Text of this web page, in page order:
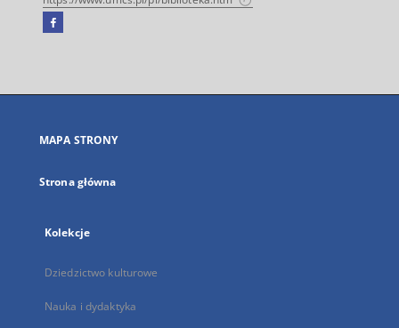
Facebook
się
karcie
MAPA STRONY
Strona główna
Kolekcje
Dziedzictwo kulturowe
Nauka i dydaktyka